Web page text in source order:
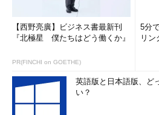
トのちょっとした（それでいて重要な
Windows Updateは本当にどうかして
この累積的な更新プログラムは、
らのダウンロード提供だけなので、ほ
ユーザーにとっては重要な修正が含ま
【西野亮廣】ビジネス書最新刊
『北極星 僕たちはどう働くか』
PR(FINCHI on GOETHE)
5分
リン
英語版と日本語版、ど
い？